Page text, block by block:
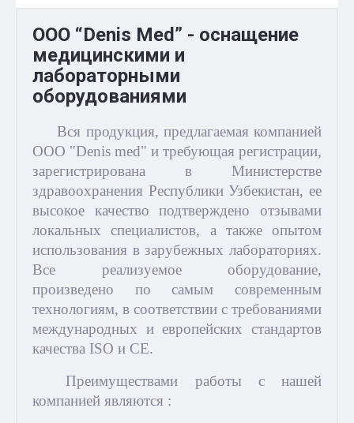
OOO “Denis Med” - оснащение
медицинскими и
лабораторными
оборудованиями
Вся продукция, предлагаемая компанией
ООО "Denis med" и требующая регистрации,
зарегистрирована в Министерстве
здравоохранения Республики Узбекистан, ее
высокое качество подтверждено отзывами
локальных специалистов, а также опытом
использования в зарубежных лабораториях.
Все реализуемое оборудование,
произведено по самым современным
технологиям, в соответствии с требованиями
международных и европейских стандартов
качества ISO и CE.
Преимуществами работы с нашей
компанией являются :